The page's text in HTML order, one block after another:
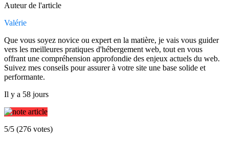
Auteur de l'article
Valérie
Que vous soyez novice ou expert en la matière, je vais vous guider
vers les meilleures pratiques d'hébergement web, tout en vous
offrant une compréhension approfondie des enjeux actuels du web.
Suivez mes conseils pour assurer à votre site une base solide et
performante.
Il y a 58 jours
5/5 (276 votes)